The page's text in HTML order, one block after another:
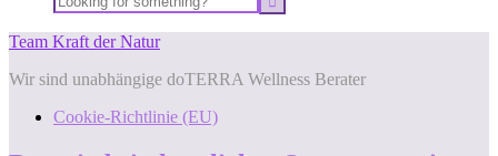
Team Kraft der Natur
Wir sind unabhängige doTERRA Wellness Berater
Cookie-Richtlinie (EU)